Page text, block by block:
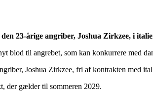
23-årige angriber, Joshua Zirkzee, i
blod til angrebet, som kan konkurrere med
Joshua Zirkzee, fri af kontrakten med
der gælder til sommeren 2029.